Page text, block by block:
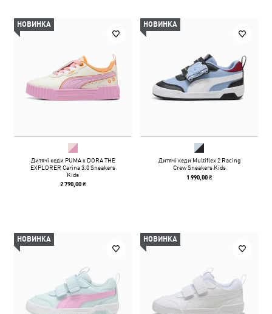
НОВИНКА
Дитячі кеди PUMA x DORA THE
EXPLORER Carina 3.0 Sneakers
Kids
2 790,00 ₴
НОВИНКА
Дитячі кеди Multiflex 2 Racing
Crew Sneakers Kids
1 990,00 ₴
НОВИНКА НОВИНКА